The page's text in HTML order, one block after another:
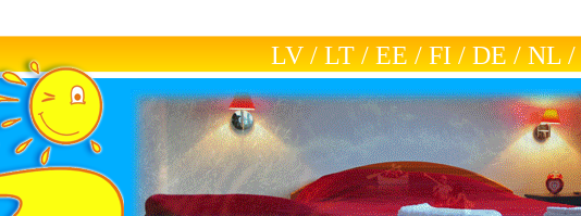
LV / LT / EE / FI / DE / NL /